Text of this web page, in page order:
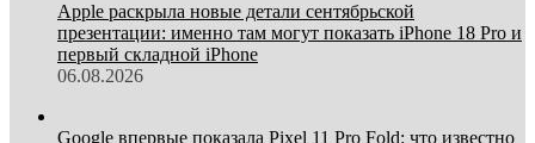
Apple раскрыла новые детали сентябрьской
презентации: именно там могут показать iPhone 18 Pro и
первый складной iPhone
06.08.2026
Google впервые показала Pixel 11 Pro Fold: что известно